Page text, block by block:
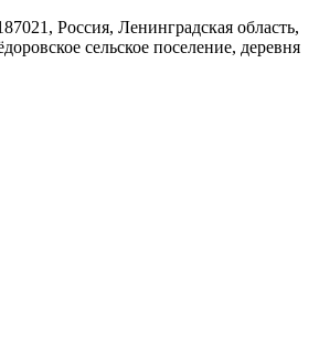
Россия, Ленинградская область,
сельское поселение, деревня